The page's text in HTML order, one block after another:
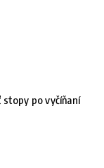
stopy po vyčíňaní